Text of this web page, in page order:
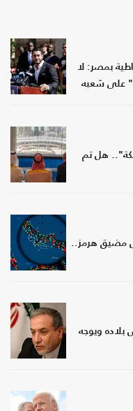
بمصر: لا
على شعبه
هل تم
مضيق هرمز..
بلاده ويوجه